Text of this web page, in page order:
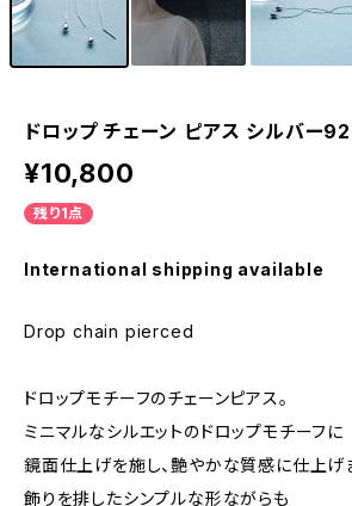
ドロップ チェーン ピアス シルバー
¥10,800
残り1点
International shipping available
Drop chain pierced
ドロップモチーフのチェーンピアス。
ミニマルなシルエットのドロップモチーフに
鏡面仕上げを施し、艶やかな質感に仕上げ
飾りを排したシンプルな形ながらも